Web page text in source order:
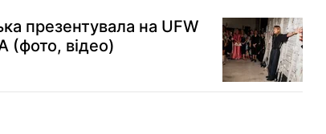
презентувала на UFW
(фото, відео)